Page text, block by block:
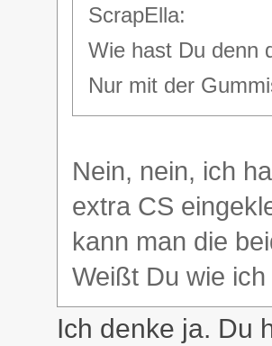
ScrapElla:
Wie hast Du denn
Nur mit der
Nein, nein, ich
extra CS
kann man die
Weißt Du wie
Ich denke ja. Du